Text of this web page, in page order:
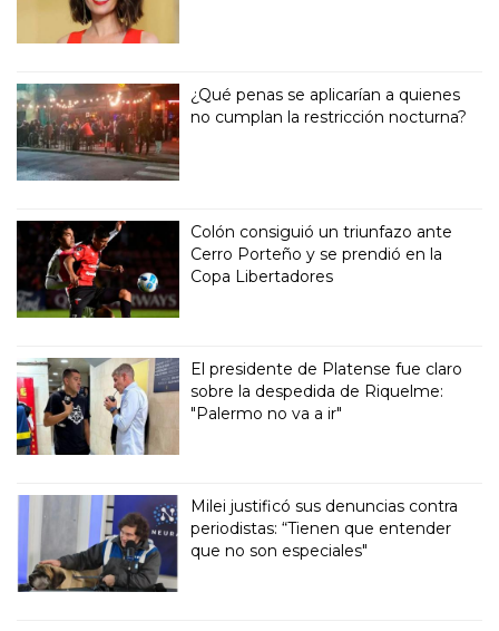
¿Qué penas se aplicarían a quienes
no cumplan la restricción nocturna?
Colón consiguió un triunfazo ante
Cerro Porteño y se prendió en la
Copa Libertadores
El presidente de Platense fue claro
sobre la despedida de Riquelme:
"Palermo no va a ir"
Milei justificó sus denuncias contra
periodistas: “Tienen que entender
que no son especiales"